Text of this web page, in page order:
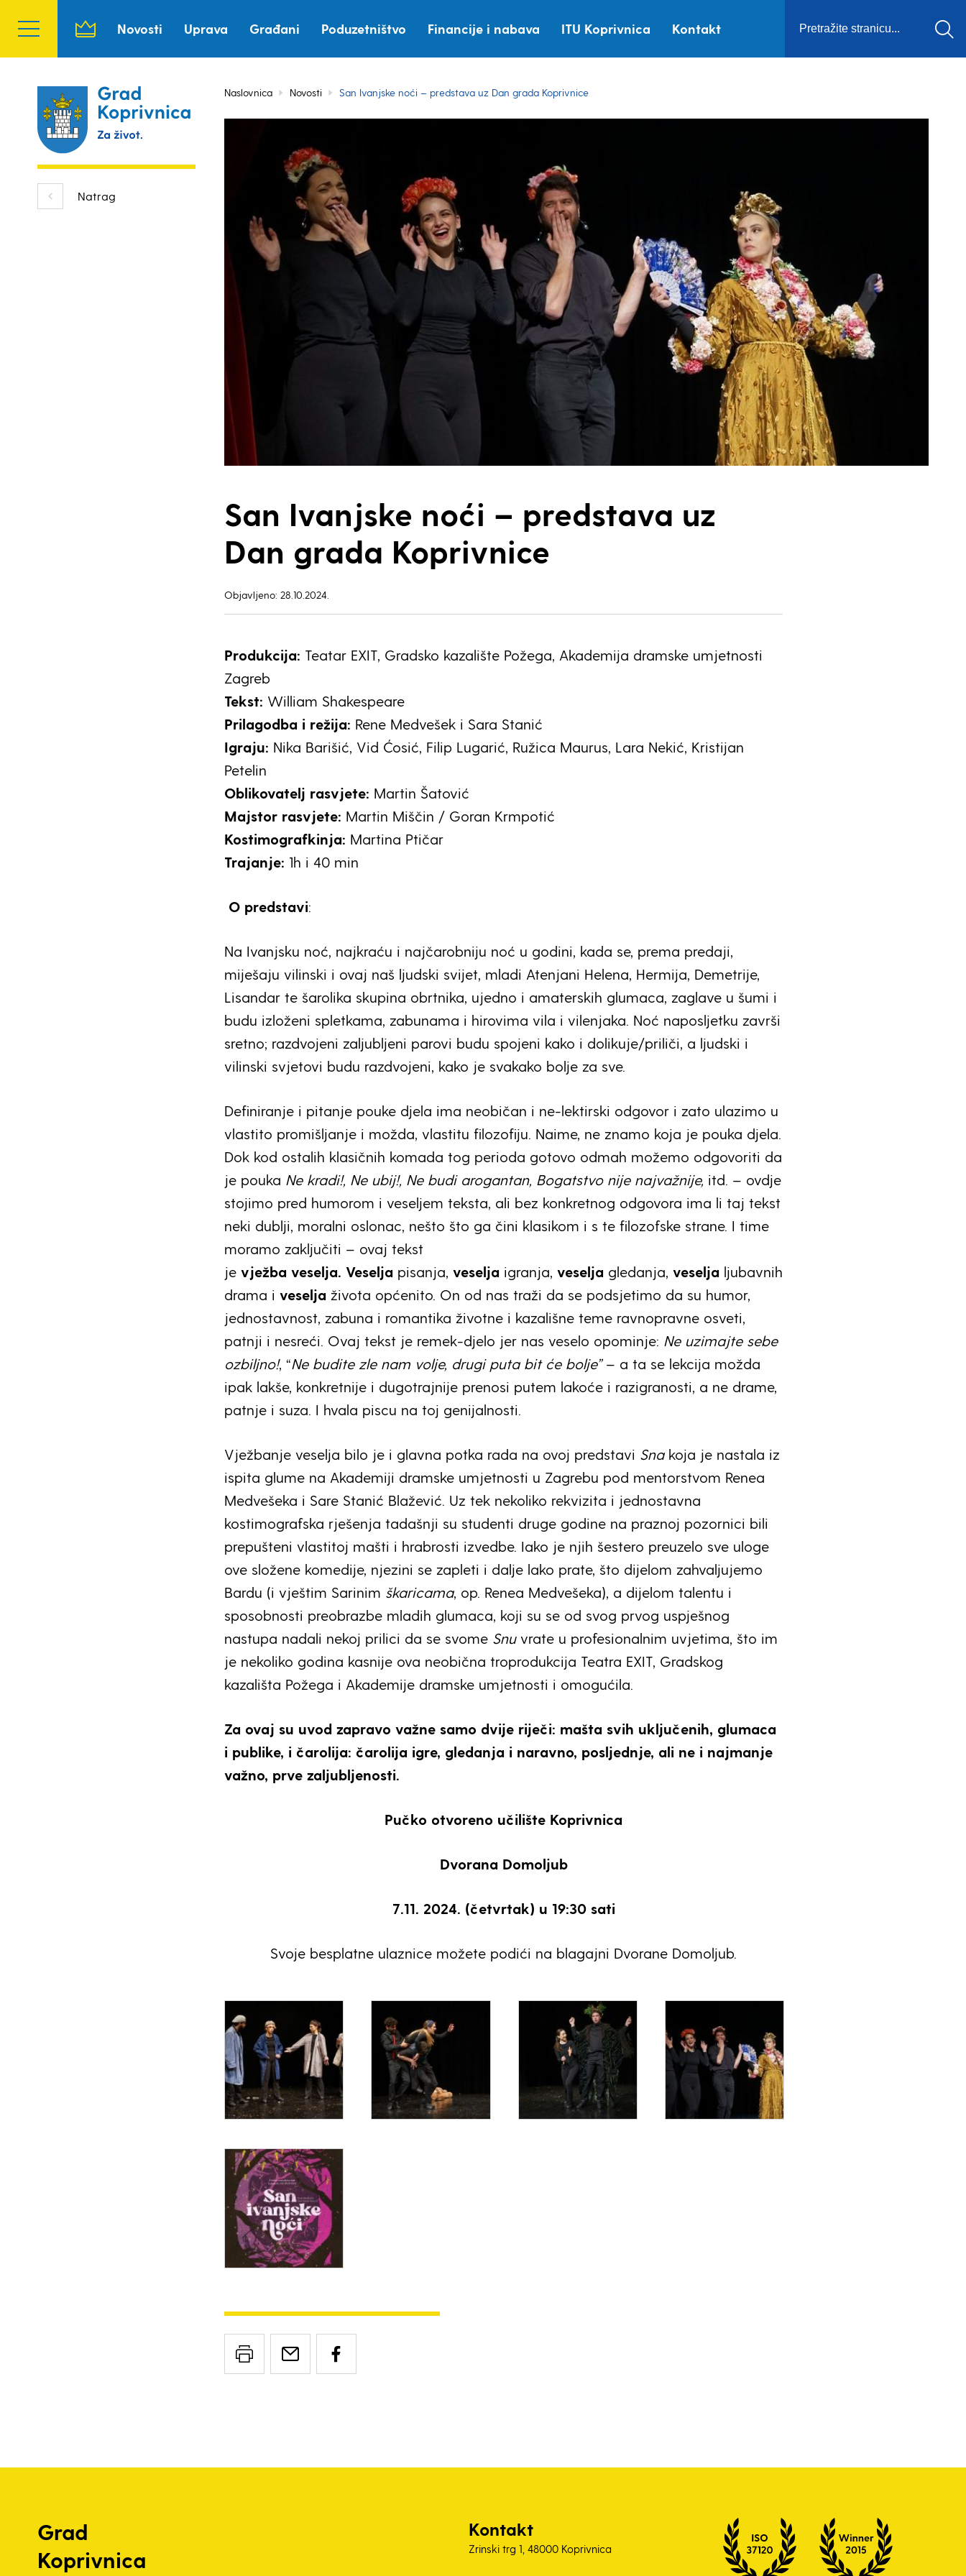
Novosti Uprava Građani Poduzetništvo Financije i nabava ITU Koprivnica Kontakt
Natrag
Naslovnica Novosti San Ivanjske noći – predstava uz Dan grada Koprivnice
San Ivanjske noći – predstava uz
Dan grada Koprivnice
Objavljeno: 28.10.2024.
Produkcija: Teatar EXIT, Gradsko kazalište Požega, Akademija dramske umjetnosti
Zagreb
Tekst: William Shakespeare
Prilagodba i režija: Rene Medvešek i Sara Stanić
Igraju: Nika Barišić, Vid Ćosić, Filip Lugarić, Ružica Maurus, Lara Nekić, Kristijan
Petelin
Oblikovatelj rasvjete: Martin Šatović
Majstor rasvjete: Martin Miščin / Goran Krmpotić
Kostimografkinja: Martina Ptičar
Trajanje: 1h i 40 min
O predstavi:
Na Ivanjsku noć, najkraću i najčarobniju noć u godini, kada se, prema predaji,
miješaju vilinski i ovaj naš ljudski svijet, mladi Atenjani Helena, Hermija, Demetrije,
Lisandar te šarolika skupina obrtnika, ujedno i amaterskih glumaca, zaglave u šumi i
budu izloženi spletkama, zabunama i hirovima vila i vilenjaka. Noć naposljetku završi
sretno; razdvojeni zaljubljeni parovi budu spojeni kako i dolikuje/priliči, a ljudski i
vilinski svjetovi budu razdvojeni, kako je svakako bolje za sve.
Definiranje i pitanje pouke djela ima neobičan i ne-lektirski odgovor i zato ulazimo u
vlastito promišljanje i možda, vlastitu filozofiju. Naime, ne znamo koja je pouka djela.
Dok kod ostalih klasičnih komada tog perioda gotovo odmah možemo odgovoriti da
je pouka Ne kradi!, Ne ubij!, Ne budi arogantan, Bogatstvo nije najvažnije, itd. – ovdje
stojimo pred humorom i veseljem teksta, ali bez konkretnog odgovora ima li taj tekst
neki dublji, moralni oslonac, nešto što ga čini klasikom i s te filozofske strane. I time
moramo zaključiti – ovaj tekst
je vježba veselja. Veselja pisanja, veselja igranja, veselja gledanja, veselja ljubavnih
drama i veselja života općenito. On od nas traži da se podsjetimo da su humor,
jednostavnost, zabuna i romantika životne i kazališne teme ravnopravne osveti,
patnji i nesreći. Ovaj tekst je remek-djelo jer nas veselo opominje: Ne uzimajte sebe
ozbiljno!, “Ne budite zle nam volje, drugi puta bit će bolje”– a ta se lekcija možda
ipak lakše, konkretnije i dugotrajnije prenosi putem lakoće i razigranosti, a ne drame,
patnje i suza. I hvala piscu na toj genijalnosti.
Vježbanje veselja bilo je i glavna potka rada na ovoj predstavi Snakoja je nastala iz
ispita glume na Akademiji dramske umjetnosti u Zagrebu pod mentorstvom Renea
Medvešeka i Sare Stanić Blažević. Uz tek nekoliko rekvizita i jednostavna
kostimografska rješenja tadašnji su studenti druge godine na praznoj pozornici bili
prepušteni vlastitoj mašti i hrabrosti izvedbe. Iako je njih šestero preuzelo sve uloge
ove složene komedije, njezini se zapleti i dalje lako prate, što dijelom zahvaljujemo
Bardu (i vještim Sarinim škaricama, op. Renea Medvešeka), a dijelom talentu i
sposobnosti preobrazbe mladih glumaca, koji su se od svog prvog uspješnog
nastupa nadali nekoj prilici da se svome Snuvrate u profesionalnim uvjetima, što im
je nekoliko godina kasnije ova neobična troprodukcija Teatra EXIT, Gradskog
kazališta Požega i Akademije dramske umjetnosti i omogućila.
Za ovaj su uvod zapravo važne samo dvije riječi: mašta svih uključenih, glumaca
i publike, i čarolija: čarolija igre, gledanja i naravno, posljednje, ali ne i najmanje
važno, prve zaljubljenosti.
Pučko otvoreno učilište Koprivnica
Dvorana Domoljub
7.11. 2024. (četvrtak) u 19:30 sati
Svoje besplatne ulaznice možete podići na blagajni Dvorane Domoljub.
Grad
Koprivnica
Kontakt
Zrinski trg 1, 48000 Koprivnica